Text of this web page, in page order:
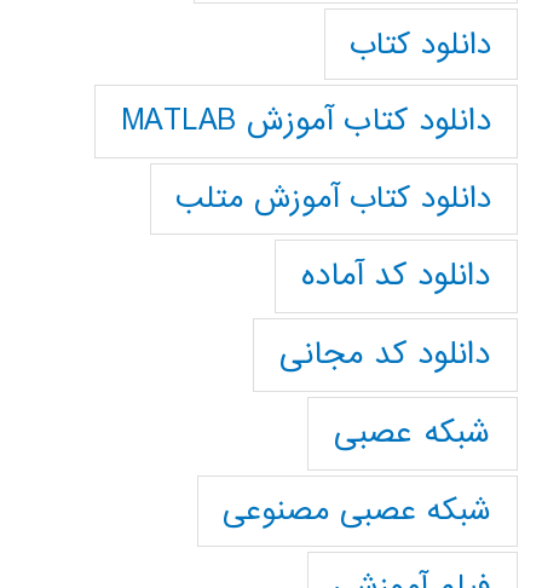
دانلود کتاب
دانلود کتاب آموزش MATLAB
دانلود کتاب آموزش متلب
دانلود کد آماده
دانلود کد مجانی
شبکه عصبی
شبکه عصبی مصنوعی